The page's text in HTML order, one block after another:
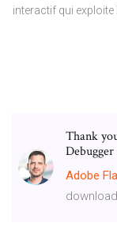
interactif qui exploite
Thank
Adobe